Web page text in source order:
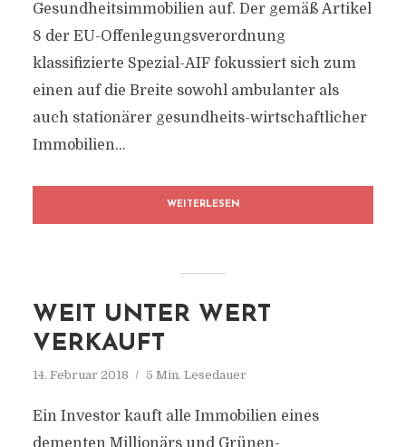
Gesundheitsimmobilien auf. Der gemäß Artikel
8 der EU-Offenlegungsverordnung
klassifizierte Spezial-AIF fokussiert sich zum
einen auf die Breite sowohl ambulanter als
auch stationärer gesundheits-wirtschaftlicher
Immobilien...
WEITERLESEN
WEIT UNTER WERT
VERKAUFT
14. Februar 2018 5 Min. Lesedauer
Ein Investor kauft alle Immobilien eines
dementen Millionärs und Grünen-